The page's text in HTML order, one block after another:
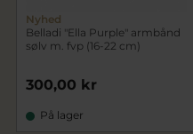
Nyhed
Belladi "Ella Purple" armbånd
sølv m. fvp (16-22 cm)
300,00 kr
På lager